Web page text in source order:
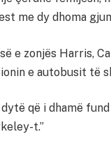
me dy dhoma
e zonjës Harris,
e autobusit të
që i dhamë
t.”